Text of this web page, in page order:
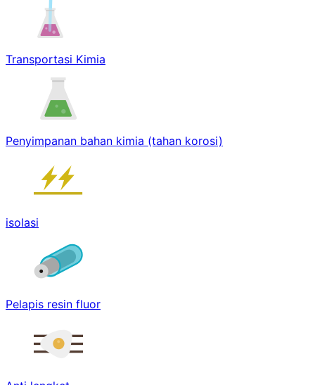
Transportasi Kimia
Penyimpanan bahan kimia (tahan korosi)
isolasi
Pelapis resin fluor